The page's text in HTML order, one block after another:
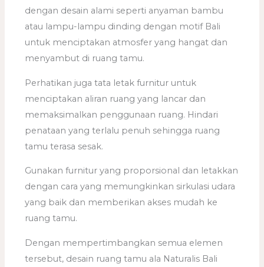
dengan desain alami seperti anyaman bambu
atau lampu-lampu dinding dengan motif Bali
untuk menciptakan atmosfer yang hangat dan
menyambut di ruang tamu.
Perhatikan juga tata letak furnitur untuk
menciptakan aliran ruang yang lancar dan
memaksimalkan penggunaan ruang. Hindari
penataan yang terlalu penuh sehingga ruang
tamu terasa sesak.
Gunakan furnitur yang proporsional dan letakkan
dengan cara yang memungkinkan sirkulasi udara
yang baik dan memberikan akses mudah ke
ruang tamu.
Dengan mempertimbangkan semua elemen
tersebut, desain ruang tamu ala Naturalis Bali